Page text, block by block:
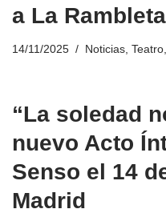
a La Rambleta
14/11/2025 Noticias Teatro
“La soledad
nuevo Acto
Senso el 14
Madrid